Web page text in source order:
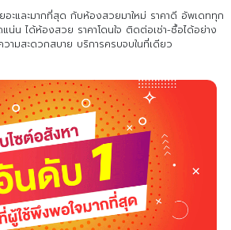
อะและมากที่สุด กับห้องสวยมาใหม่ ราคาดี อัพเดททุก
แน่นได้ห้องสวย ราคาโดนใจ ติดต่อเช่า-ซื้อได้อย่าง
ามสะดวกสบาย บริการครบจบในที่เดียว